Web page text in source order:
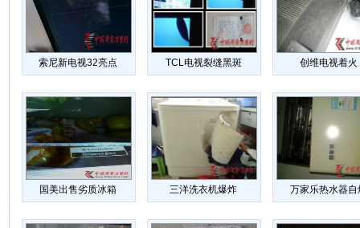
发表评论
索尼新电视32亮点 TCL电视裂缝黑斑 创维电视着火
国美出售劣质冰箱 三洋洗衣机爆炸 万家乐热水器自